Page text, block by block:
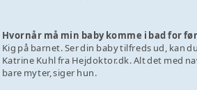
Hvornår må min baby komme i bad for
Kig på barnet. Ser din baby tilfreds ud, kan
Katrine Kuhl fra ­­Hejdoktor.dk. Alt det med
bare myter, siger hun.